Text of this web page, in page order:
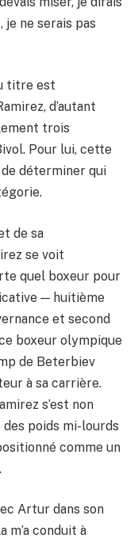
je ne serais pas
titre est
d’autant
trois
Pour lui, cette
déterminer qui
de sa
se voit
quel boxeur pour
— huitième
et second
boxeur olympique
de Beterbiev
à sa carrière.
s’est non
poids mi-lourds
comme un
Artur dans son
m’a conduit à